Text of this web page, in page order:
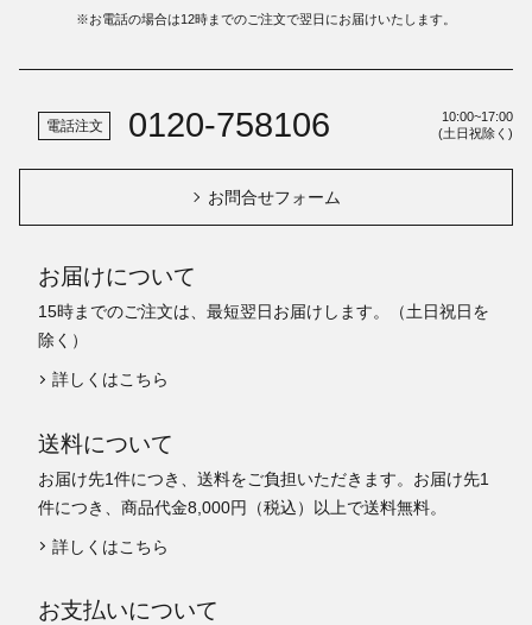
※お電話の場合は12時までのご注文で翌日にお届けいたします。
電話注文 0120-758106
10:00~17:00
(土日祝除く)
お問合せフォーム
お届けについて
15時までのご注文は、最短翌日お届けします。（土日祝日を
除く）
詳しくはこちら
送料について
お届け先1件につき、送料をご負担いただきます。お届け先1
件につき、商品代金8,000円（税込）以上で送料無料。
詳しくはこちら
お支払いについて